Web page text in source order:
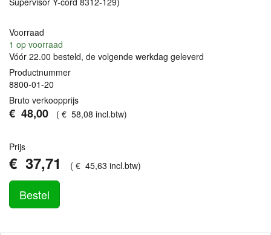
Voorraad
1 op voorraad
Vóór 22.00 besteld, de volgende werkdag geleverd
Productnummer
8800-01-20
Bruto verkoopprijs
€ 48,00 ( € 58,08 incl.btw)
Prijs
€ 37,71 ( € 45,63 incl.btw)
Bestel